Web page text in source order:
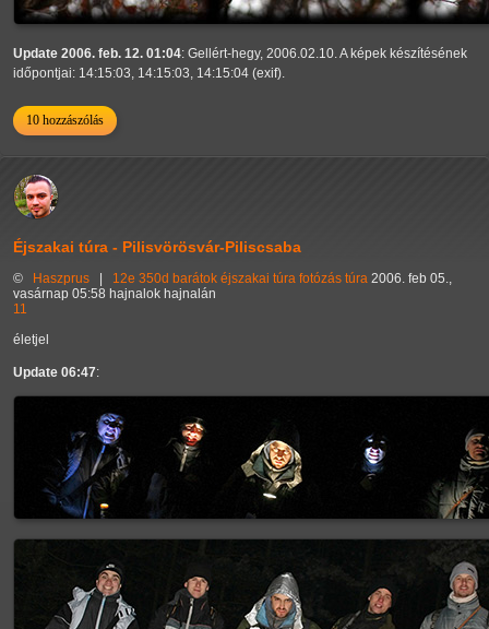
Update 2006. feb. 12. 01:04: Gellért-hegy, 2006.02.10. A képek készítésének
időpontjai: 14:15:03, 14:15:03, 14:15:04 (exif).
10 hozzászólás
Éjszakai túra - Pilisvörösvár-Piliscsaba
© Haszprus 12e 350d barátok éjszakai túra fotózás túra 2006. feb 05.,
vasárnap 05:58 hajnalok hajnalán
11
életjel
Update 06:47: